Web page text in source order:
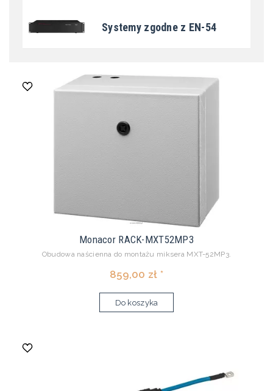
Systemy zgodne z EN-54
Monacor RACK-MXT52MP3
Obudowa naścienna do montażu miksera MXT-52MP3.
859,00 zł *
Do koszyka